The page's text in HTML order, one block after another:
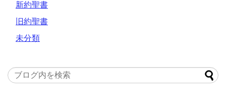
新約聖書
旧約聖書
未分類